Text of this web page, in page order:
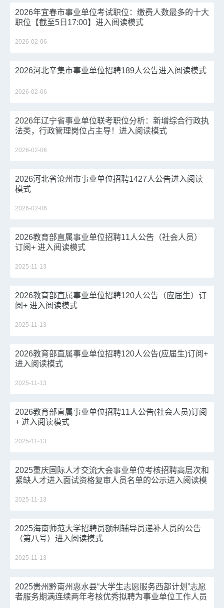
2026年宜春市事业单位考试职位：缴费人数最多的十大
职位【截至5日17:00】进入阅读模式
2026-02-06
2026河北辛集市事业单位招聘189人公告进入阅读模式
2026-02-06
2026年辽宁省事业单位联考职位分析：新增综合行政执
法类，行政管理岗位占主导！进入阅读模式
2026-02-06
2026河北省沧州市事业单位招聘1427人公告进入阅读
模式
2026-02-06
2026教育部直属事业单位招聘11人公告（社会人员）
订阅+ 进入阅读模式
2025-11-13
2026教育部直属事业单位招聘120人公告（应届生）订
阅+ 进入阅读模式
2025-11-13
2026教育部直属事业单位招聘120人公告(应届生)订阅+
进入阅读模式
2025-11-13
2026教育部直属事业单位招聘11人公告(社会人员)订阅
+ 进入阅读模式
2025-11-13
2025重庆国际人才交流大会事业单位考核招聘高层次和
紧缺人才进入面试资格复审人员名单的公示进入阅读模
2025-11-13
2025海南师范大学招聘员额制辅导员递补人员的公告
（第八号）进入阅读模式
2025-11-13
2025贵州黔南州惠水县“大学生志愿服务西部计划”志愿
者服务期满连续两年考核优秀拟聘为事业单位工作人员